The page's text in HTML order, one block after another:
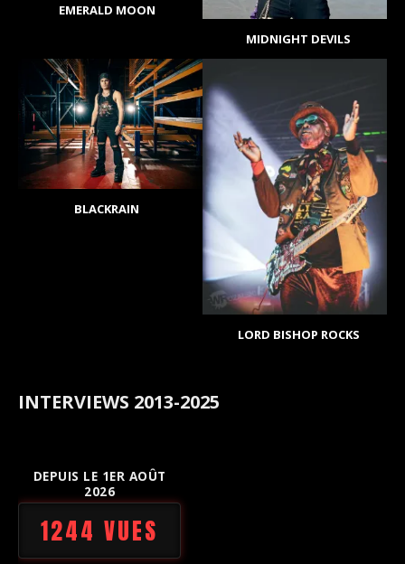
EMERALD MOON
MIDNIGHT DEVILS
BLACKRAIN
LORD BISHOP ROCKS
INTERVIEWS 2013-2025
DEPUIS LE 1ER AOÛT
2026
1244 VUES